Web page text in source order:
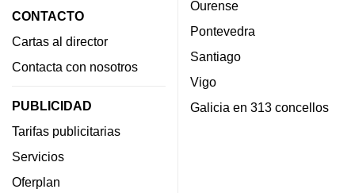
CONTACTO
Cartas al director
Contacta con nosotros
PUBLICIDAD
Tarifas publicitarias
Servicios
Oferplan
Ourense
Pontevedra
Santiago
Vigo
Galicia en 313 concellos